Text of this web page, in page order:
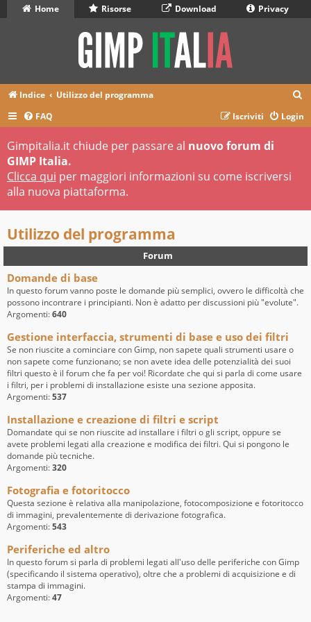
Home Risorse Download Privacy
Indice Utilizzo del programma
r
FAQ Login
Iscriviti
Gimpitalia.it chiude per passare al nuovo forum di
GIMP Italia.
Clicca qui per maggiori informazioni su come iscriversi
alla nuova piattaforma.
Utilizzo del programma
Forum
Domande di base
In questo forum vanno poste le domande più semplici, ovvero le difficoltà che
possono incontrare i principianti. Non è adatto per discussioni più "evolute".
Argomenti:640
Gestione interfaccia, strumenti di base e uso dei filtri
Se non riuscite a cominciare con Gimp, non sapete quali strumenti usare o
non sapete come funzionano; se non avete idea delle potenzialità dei suoi
filtri questo è il forum che fa per voi! Ricordate che qui si parla di come usare
i filtri, per i problemi di installazione esiste una sezione apposita.
Argomenti:537
Installazione e creazione di filtri e script
Domandate qui se non riuscite ad installare i filtri o gli script, oppure se
avete problemi legati alla creazione e modifica dei filtri. Qui si pongono le
domande più tecniche.
Argomenti:320
Fotografia e fotoritocco
Questa sezione è relativa alla manipolazione, fotocomposizione e fotoritocco
di immagini, prevalentemente di derivazione fotografica.
Argomenti:543
Periferiche ed altro
In questo forum si parla di problemi legati all'uso delle periferiche con Gimp
(specificando il sistema operativo), oltre che a problemi di acquisizione e di
stampa di immagini.
Argomenti:47